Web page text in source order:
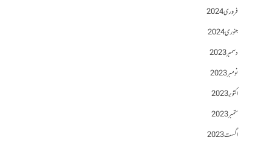
فروری 2024
جنوری 2024
دسمبر 2023
نومبر 2023
اکتوبر 2023
ستمبر 2023
اگست 2023